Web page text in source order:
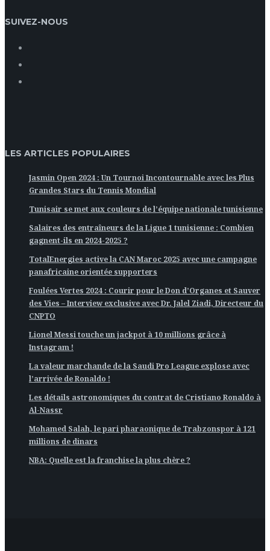
SUIVEZ-NOUS
LES ARTICLES POPULAIRES
Jasmin Open 2024 : Un Tournoi Incontournable avec les Plus
Grandes Stars du Tennis Mondial
Tunisair se met aux couleurs de l’équipe nationale tunisienne
Salaires des entraîneurs de la Ligue 1 tunisienne : Combien
gagnent-ils en 2024-2025 ?
TotalEnergies active la CAN Maroc 2025 avec une campagne
panafricaine orientée supporters
Foulées Vertes 2024 : Courir pour le Don d’Organes et Sauver
des Vies – Interview exclusive avec Dr. Jalel Ziadi, Directeur du
CNPTO
Lionel Messi touche un jackpot à 10 millions grâce à
Instagram !
La valeur marchande de la Saudi Pro League explose avec
l’arrivée de Ronaldo !
Les détails astronomiques du contrat de Cristiano Ronaldo à
Al-Nassr
Mohamed Salah, le pari pharaonique de Trabzonspor à 121
millions de dinars
NBA: Quelle est la franchise la plus chère ?